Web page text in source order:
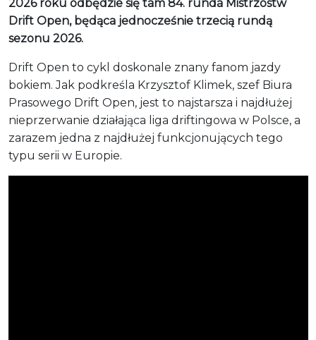
2026 roku odbędzie się tam 84. runda Mistrzostw
Drift Open, będąca jednocześnie trzecią rundą
sezonu 2026.
Drift Open to cykl doskonale znany fanom jazdy
bokiem. Jak podkreśla Krzysztof Klimek, szef Biura
Prasowego Drift Open, jest to najstarsza i najdłużej
nieprzerwanie działająca liga driftingowa w Polsce, a
zarazem jedna z najdłużej funkcjonujących tego
typu serii w Europie.